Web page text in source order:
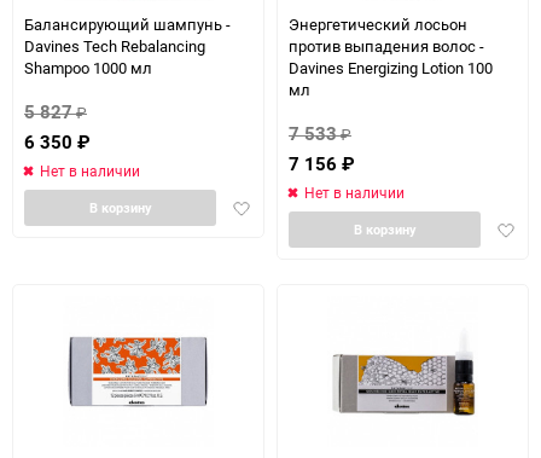
Балансирующий шампунь -
Davines Tech Rebalancing
Shampoo 1000 мл
5 827₽
6 350 ₽
Нет в наличии
Добавить
избранное
В корзину
Энергетический лосьон
против выпадения волос -
Davines Energizing Lotion 100
мл
7 533₽
7 156 ₽
Нет в наличии
В корзину